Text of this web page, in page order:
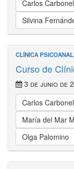
Carlos
Silvina
CLÍNICA
Curso de
3 de junio de
Carlos
María del Mar
Olga Palomino